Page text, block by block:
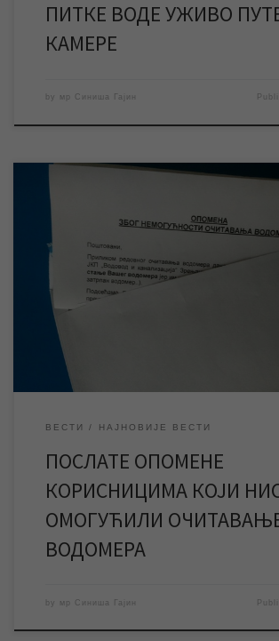
ПИТКЕ ВОДЕ УЖИВО
КАМЕРЕ
by мр Синиша Гајин
У четвртак 10.11.2016. године ЈКП „Водовод и
Зрењанин је на кућне адресе око 600
послала опомене јер нису током минимум два
очитавања водомера, у јуну и септембру
омогућили нашим читачима приступ водомеру
истог, и нису поступили по обавештењу
ВЕСТИ НАЈНОВИЈЕ ВЕСТИ
ПОСЛАТЕ ОПОМЕНЕ
КОРИСНИЦИМА КОЈИ
ОМОГУЋИЛИ
ВОДОМЕРА
by мр Синиша Гајин